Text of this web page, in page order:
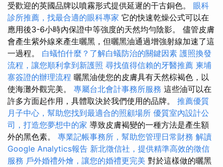
受歡迎的英國品牌以噴霧形式提供延遲的干古銅色。 眼科
診所推薦，找最合適的眼科專家 它的快速乾燥公式可以在
應用後3-6小時內保證中等強度的天然均勻陰影。 儘管皮膚
會產生紫外線來產生曬黑，但曬黑油通過增強射線加速了這
一過程。 白蟻怕什麼？了解白蟻防治的關鍵因素 護照換發
流程，讓您順利拿到新護照 尋找值得信賴的牙醫推薦 柬埔
寨簽證的辦理流程 曬黑油使您的皮膚具有天然棕褐色，以
使海灘外觀完美。 專屬台北會計事務所服務 這些油可以在
許多方面起作用，具體取決於我們使用的品牌。 推薦優質
月子中心，幫助您找到最適合的照顧場所 優質室內設計公
司，打造您夢想中的家 導致皮膚褐變的一種方法是產生額
外的黑色素。 專業記帳事務所，幫助您管理日常財務 解讀
Google Analytics報告 新北徵信社，提供精準高效的徵信
服務 戶外婚禮外燴，讓您的婚禮更完美 對於這樣做的曬黑